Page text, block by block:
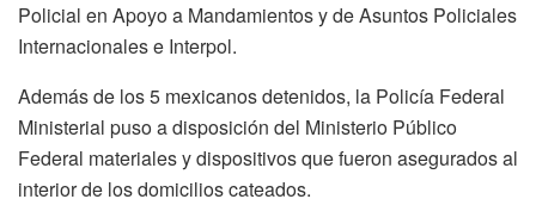
Policial en Apoyo a Mandamientos y de Asuntos Policiales
Internacionales e Interpol.
Además de los 5 mexicanos detenidos, la Policía Federal
Ministerial puso a disposición del Ministerio Público
Federal materiales y dispositivos que fueron asegurados al
interior de los domicilios cateados.